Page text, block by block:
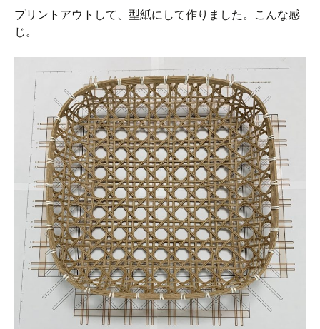
プリントアウトして、型紙にして作りました。こんな感
じ。